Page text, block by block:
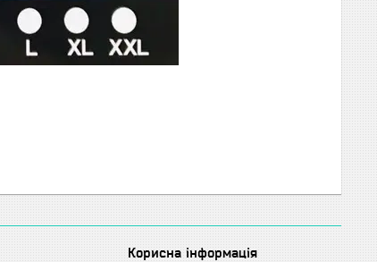
Корисна інформація